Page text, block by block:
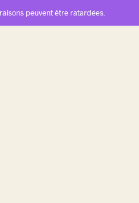
peuvent être ratardées.